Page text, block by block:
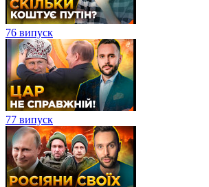
76 випуск
77 випуск